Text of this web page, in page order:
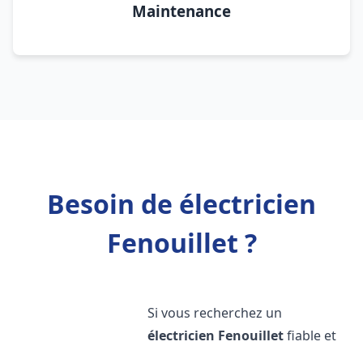
Maintenance
Besoin de électricien
Fenouillet ?
Si vous recherchez un
électricien Fenouilletfiable et